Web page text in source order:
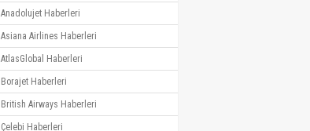
Anadolujet Haberleri
Asiana Airlines Haberleri
AtlasGlobal Haberleri
Borajet Haberleri
British Airways Haberleri
Çelebi Haberleri